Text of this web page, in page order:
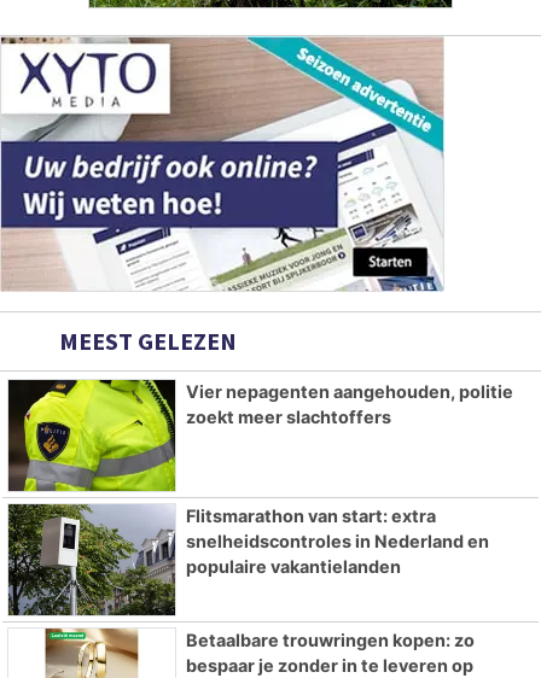
MEEST GELEZEN
Vier nepagenten aangehouden, politie
zoekt meer slachtoffers
Flitsmarathon van start: extra
snelheidscontroles in Nederland en
populaire vakantielanden
Betaalbare trouwringen kopen: zo
bespaar je zonder in te leveren op